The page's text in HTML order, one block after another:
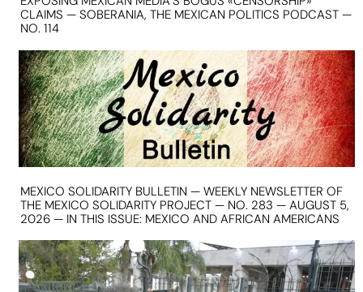
CLAIMS — SOBERANIA, THE MEXICAN POLITICS PODCAST —
NO. 114
MEXICO SOLIDARITY BULLETIN — WEEKLY NEWSLETTER OF
THE MEXICO SOLIDARITY PROJECT — NO. 283 — AUGUST 5,
2026 — IN THIS ISSUE: MEXICO AND AFRICAN AMERICANS